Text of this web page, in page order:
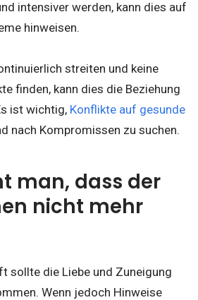
intensiver werden, kann dies auf
hinweisen.
streiten und keine
finden, kann dies die Beziehung
ist wichtig, Konflikte auf gesunde
nach Kompromissen zu suchen.
man, dass der
nicht mehr
sollte die Liebe und Zuneigung
Wenn jedoch Hinweise